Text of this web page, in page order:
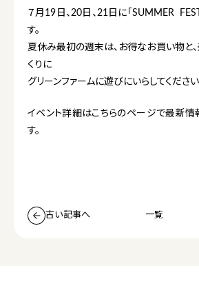
７月19日、20日、21日に「SUMMER
す。
夏休み最初の週末は、お得なお買い物と
くりに
グリーンファームに遊びにいらしてください
イベント詳細はこちらのページで最新
す。
古い記事へ 一覧